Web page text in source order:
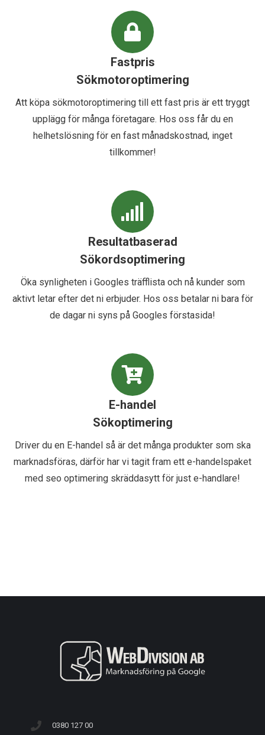
Fastpris
Sökmotoroptimering
Att köpa sökmotoroptimering till ett fast pris är ett tryggt
upplägg för många företagare. Hos oss får du en
helhetslösning för en fast månadskostnad, inget
tillkommer!
Resultatbaserad
Sökordsoptimering
Öka synligheten i Googles träfflista och nå kunder som
aktivt letar efter det ni erbjuder. Hos oss betalar ni bara för
de dagar ni syns på Googles förstasida!
E-handel
Sökoptimering
Driver du en E-handel så är det många produkter som ska
marknadsföras, därför har vi tagit fram ett e-handelspaket
med seo optimering skräddasytt för just e-handlare!
0380 127 00